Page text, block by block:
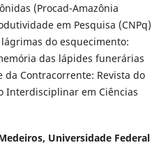
(Procad-Amazônia
em Pesquisa (CNPq)
do esquecimento:
das lápides funerárias
Contracorrente: Revista do
Interdisciplinar em Ciências
Universidade Federal